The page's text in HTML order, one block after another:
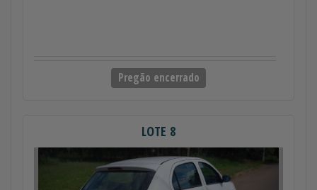
Pregão encerrado
LOTE 8
Anterior